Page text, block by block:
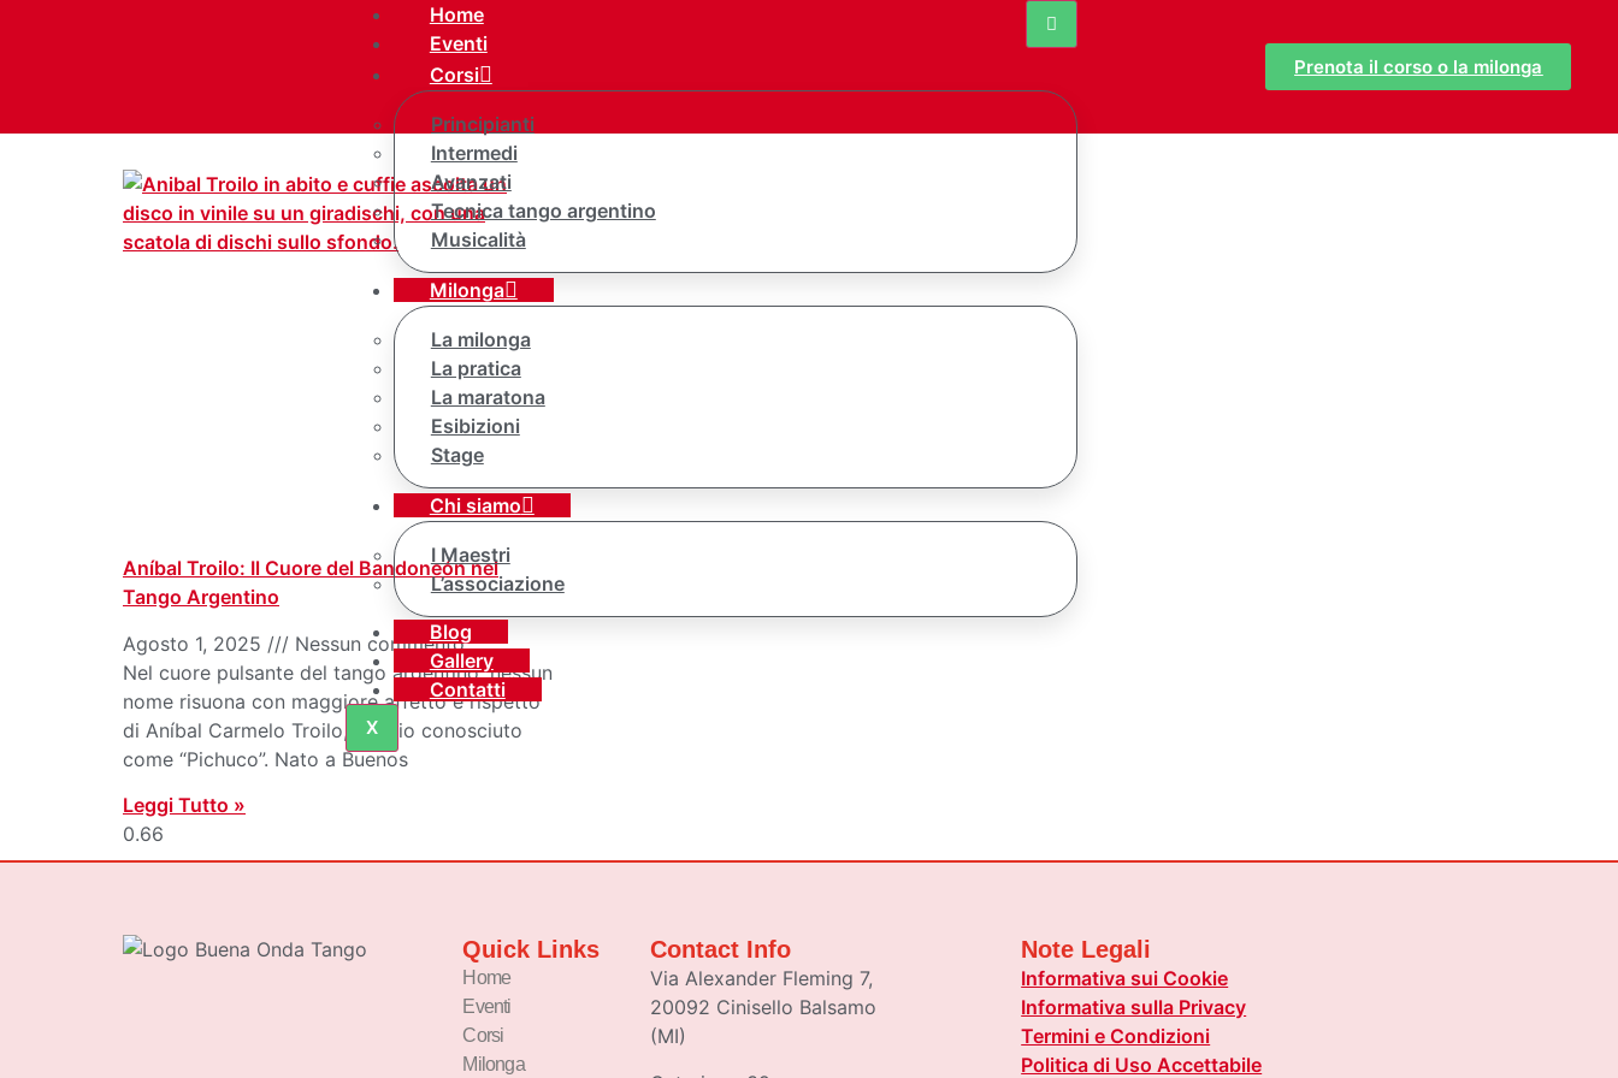
Home
Eventi
Corsi
Principianti
Intermedi
Avanzati
Tecnica tango argentino
Musicalità
Milonga
La milonga
La pratica
La maratona
Esibizioni
Stage
Chi siamo
I Maestri
L’associazione
Blog
Gallery
Contatti
X
Prenota il corso o la milonga
Aníbal Troilo: Il Cuore del Bandoneón nel
Tango Argentino
Agosto 1, 2025
Nessun commento
Nel cuore pulsante del tango argentino, nessun
nome risuona con maggiore affetto e rispetto
di Aníbal Carmelo Troilo, meglio conosciuto
come “Pichuco”. Nato a Buenos
Leggi Tutto »
Quick Links
Home
Eventi
Corsi
Milonga
Contact Info
Via Alexander Fleming 7,
20092 Cinisello Balsamo
(MI)
Note Legali
Informativa sui Cookie
Informativa sulla Privacy
Termini e Condizioni
Politica di Uso Accettabile